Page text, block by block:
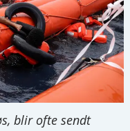
blir ofte sendt